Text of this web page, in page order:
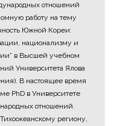
отношений
работу на тему
Южной Кореи:
национализму и
в Высшей учебном
Университета Ялова
В настоящее время
PhD в Университете
отношений.
региону,